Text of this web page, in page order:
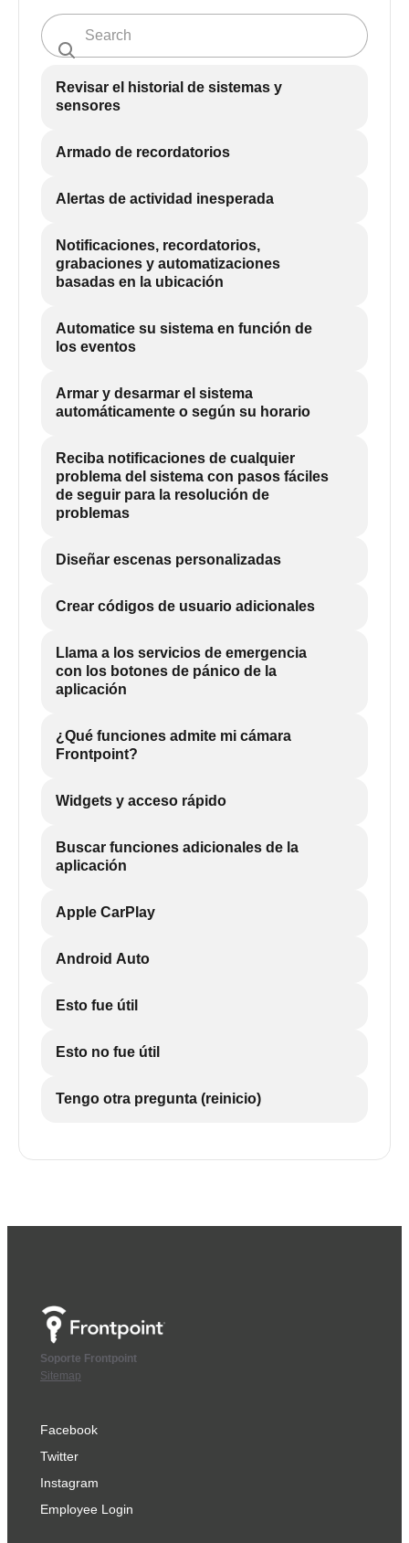
Revisar el historial de sistemas y
sensores
Armado de recordatorios
Alertas de actividad inesperada
Notificaciones, recordatorios,
grabaciones y automatizaciones
basadas en la ubicación
Automatice su sistema en función de
los eventos
Armar y desarmar el sistema
automáticamente o según su horario
Reciba notificaciones de cualquier
problema del sistema con pasos fáciles
de seguir para la resolución de
problemas
Diseñar escenas personalizadas
Crear códigos de usuario adicionales
Llama a los servicios de emergencia
con los botones de pánico de la
aplicación
¿Qué funciones admite mi cámara
Frontpoint?
Widgets y acceso rápido
Buscar funciones adicionales de la
aplicación
Apple CarPlay
Android Auto
Esto fue útil
Esto no fue útil
Tengo otra pregunta (reinicio)
Soporte Frontpoint
Sitemap
Facebook
Twitter
Instagram
Employee Login